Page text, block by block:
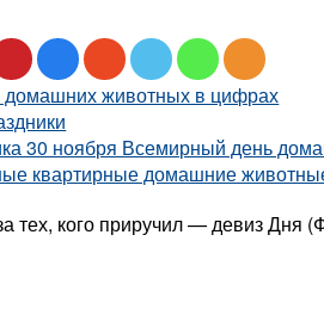
животных в цифрах
30 ноября Всемирный день
квартирные домашние
тех, кого приручил — девиз Дня